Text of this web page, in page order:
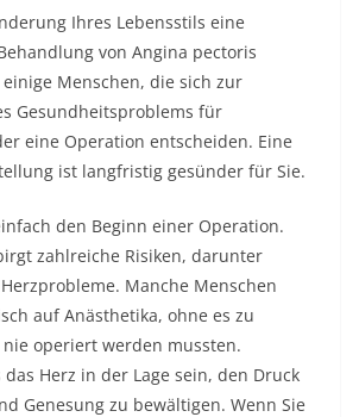
Ihres Lebensstils eine
von Angina pectoris
Menschen, die sich zur
Gesundheitsproblems für
eine Operation entscheiden. Eine
ist langfristig gesünder für Sie.
den Beginn einer Operation.
zahlreiche Risiken, darunter
Manche Menschen
auf Anästhetika, ohne es zu
operiert werden mussten.
Herz in der Lage sein, den Druck
Genesung zu bewältigen. Wenn Sie